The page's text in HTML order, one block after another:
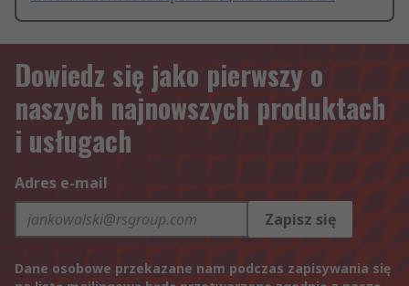
Dowiedz się jako pierwszy o
naszych najnowszych produktach
i usługach
Adres e-mail
Zapisz się
Dane osobowe przekazane nam podczas zapisywania się